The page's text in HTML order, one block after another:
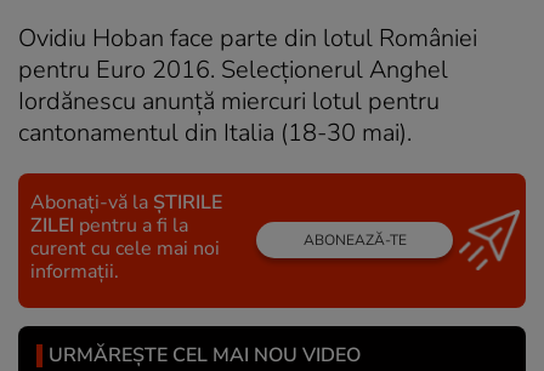
Ovidiu Hoban face parte din lotul României
pentru Euro 2016. Selecționerul Anghel
Iordănescu anunță miercuri lotul pentru
cantonamentul din Italia (18-30 mai).
Abonați-vă la ȘTIRILE
ZILEI pentru a fi la
curent cu cele mai noi
informații.
ABONEAZĂ-TE
URMĂREȘTE CEL MAI NOU VIDEO